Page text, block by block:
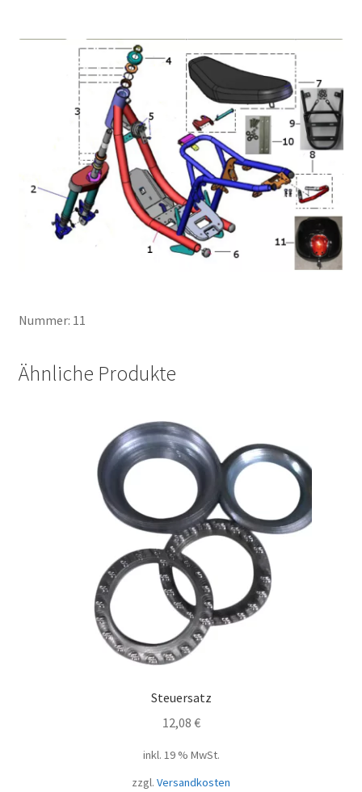
Nummer: 11
Ähnliche Produkte
Steuersatz
12,08 €
inkl. 19 % MwSt.
zzgl. Versandkosten